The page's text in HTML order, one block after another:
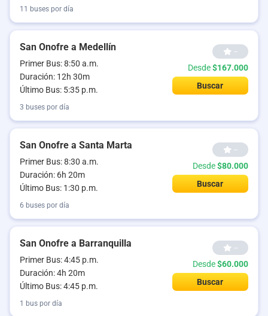
11 buses por día
San Onofre a Medellín
Primer Bus: 8:50 a.m.
Duración: 12h 30m
Último Bus: 5:35 p.m.
--
Desde$167.000
Buscar
3 buses por día
San Onofre a Santa Marta
Primer Bus: 8:30 a.m.
Duración: 6h 20m
Último Bus: 1:30 p.m.
--
Desde$80.000
Buscar
6 buses por día
San Onofre a Barranquilla
Primer Bus: 4:45 p.m.
Duración: 4h 20m
Último Bus: 4:45 p.m.
--
Desde$60.000
Buscar
1 bus por día